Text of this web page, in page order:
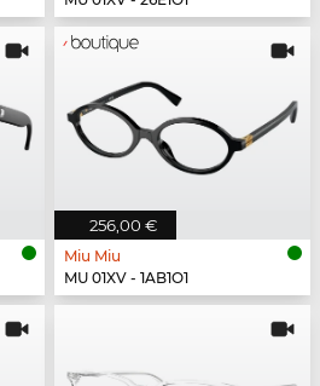
256,00 €
Miu Miu
MU 01XV - 1AB1O1